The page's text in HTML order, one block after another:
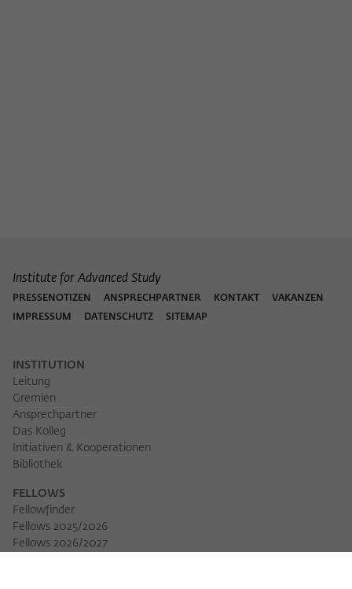
Institute for Advanced Study
PRESSENOTIZEN ANSPRECHPARTNER KONTAKT
VAKANZEN
IMPRESSUM
DATENSCHUTZ SITEMAP
INSTITUTION
Leitung
Gremien
Ansprechpartner
Das Kolleg
Initiativen & Kooperationen
Bibliothek
FELLOWS
Fellowfinder
Fellows 2025/2026
Fellows 2026/2027